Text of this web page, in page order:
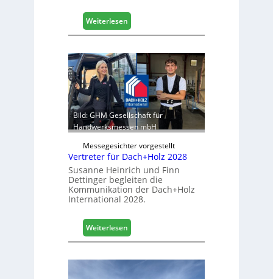
s
i
k
b
e
r
e
i
c
h
Weiterlesen:
E
g
e
r
S
t
a
b
i
l
e
s
G
e
s
c
h
f
Bild: GHM Gesellschaft für
Handwerksmessen mbH
Messegesichter vorgestellt
Vertreter für Dach+Holz 2028
Susanne Heinrich und Finn
Dettinger begleiten die
Kommunikation der Dach+Holz
International 2028.
Weiterlesen:
V
r